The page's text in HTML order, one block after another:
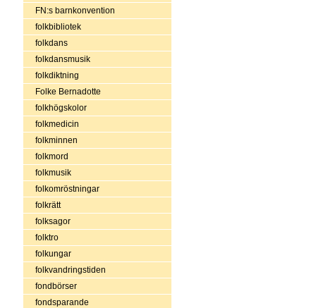
FN:s barnkonvention
folkbibliotek
folkdans
folkdansmusik
folkdiktning
Folke Bernadotte
folkhögskolor
folkmedicin
folkminnen
folkmord
folkmusik
folkomröstningar
folkrätt
folksagor
folktro
folkungar
folkvandringstiden
fondbörser
fondsparande